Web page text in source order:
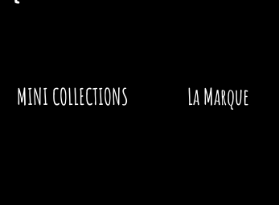
MINI COLLECTIONS La Marque